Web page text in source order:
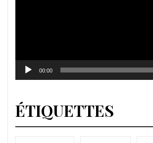
00:00
ÉTIQUETTES